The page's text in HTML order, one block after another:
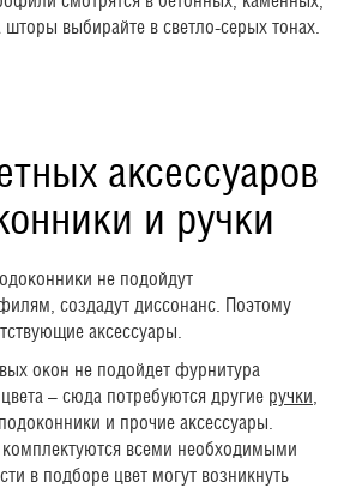
выбирайте в светло-серых тонах.
аксессуаров
и ручки
не подойдут
создадут диссонанс. Поэтому
аксессуары.
окон не подойдет фурнитура
– сюда потребуются другие ручки
и прочие аксессуары.
комплектуются всеми необходимыми
в подборе цвет могут возникнуть